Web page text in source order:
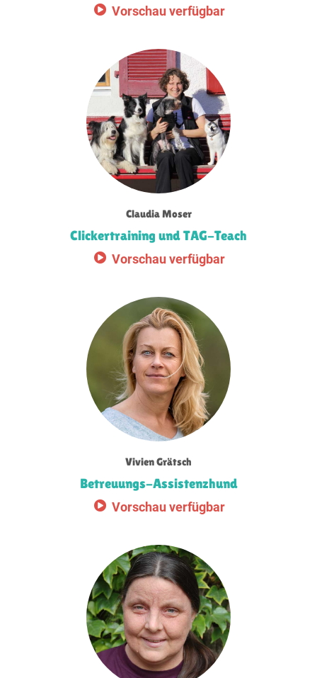
Vorschau verfügbar
Claudia Moser
Clickertraining und TAG-Teach
Vorschau verfügbar
Vivien Grätsch
Betreuungs-Assistenzhund
Vorschau verfügbar